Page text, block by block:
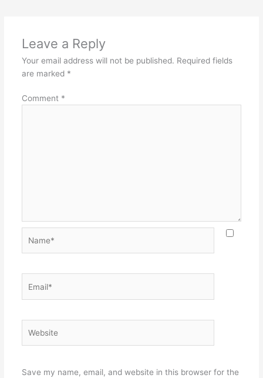
Leave a Reply
Your email address will not be published. Required fields
are marked *
Comment *
Save my name, email, and website in this browser for the